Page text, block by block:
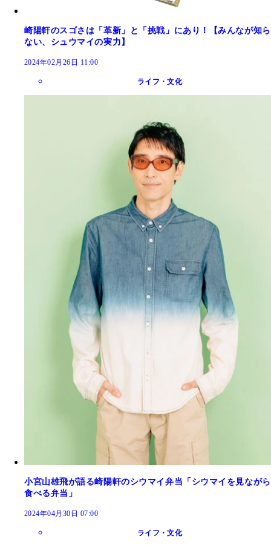
崎陽軒のスゴさは「革新」と「挑戦」にあり！【みんなが知ら
ない、シュウマイの実力】
2024年02月26日 11:00
ライフ・文化
小宮山雄飛が語る崎陽軒のシウマイ弁当「シウマイを見ながら
食べる弁当」
2024年04月30日 07:00
ライフ・文化